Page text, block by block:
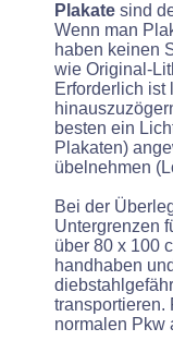
Plakate sind
Wenn man
haben keinen
wie Original-
Erforderlich ist
besten ein
Plakaten)
übelnehmen
Bei der
Untergrenzen
über 80 x 100
handhaben
transportieren.
normalen Pkw